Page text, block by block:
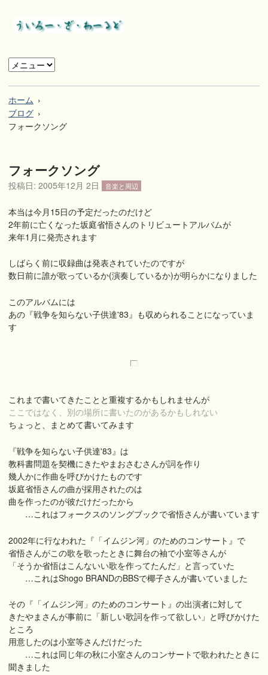
ホーム
ブログ
フォークソング
フォークソング
投稿日: 2005年12月 2日 音楽と周辺
本当は今月15日の予定だったのだけど
2年前に亡くなった坂庭省悟さんのトリビュートアルバムが
来年1月に発売されます
しばらく前に収録曲は発表されていたのですが
数日前に誰が歌っているか(演奏しているか)が明らかになりました
このアルバムには
あの『戦争を知らない子供達'83』も収められることになっていま
す
これまで書いてきたことと重複するかもしれませんが
ここではなく、別の場所に書いたのがあるかもしれない
ちょっと、まとめて書いてみます
『戦争を知らない子供達'83』は
教科書問題を契機にきたやまおさむさんが詞を作り
幾人かに作曲を呼びかけたものです
坂庭省悟さんの曲が採用されたのは
曲を作ったのが彼だけだったから
…これはフォークスのソングブックで省悟さんが書いています
2002年に行なわれた『「イムジン河」のためのコンサート』で
省悟さんがこの歌を歌ったときに舞台の袖で小室等さんが
「そうか省悟はこんないい歌を作ってたんだ」と言っていた
…これはShogo BRANDのBBSで椰子さんが書いていました
その『「イムジン河」のためのコンサート』の出演者に対して
きたやまさんが事前に「新しい歌詞を作って欲しい」と呼びかけた
ところ
用意したのは小室等さんだけだった
…これは同じ年の秋に小室さんのコンサートで歌われたときに
聞きました